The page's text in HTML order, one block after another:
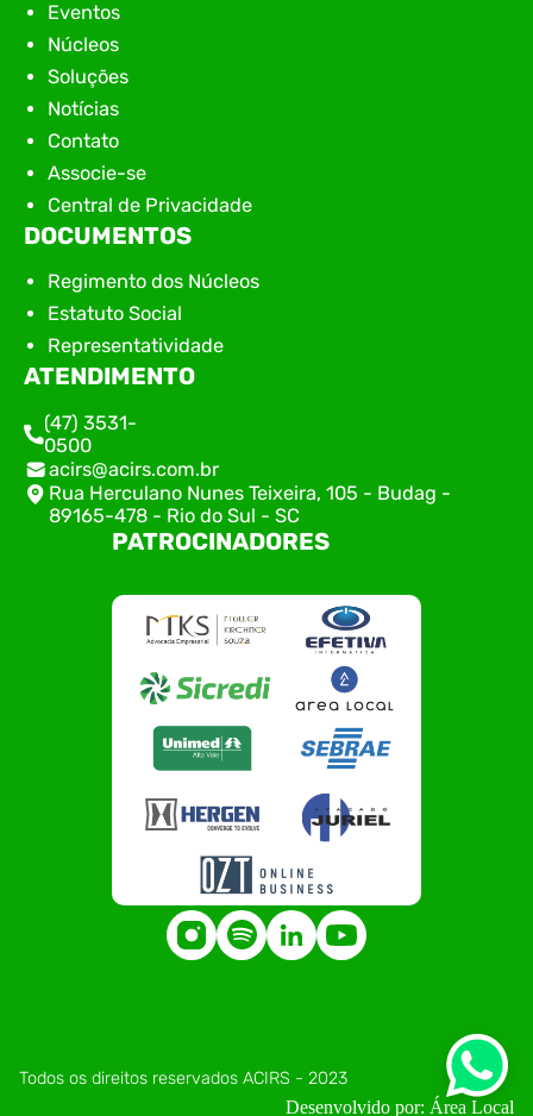
Eventos
Núcleos
Soluções
Notícias
Contato
Associe-se
Central de Privacidade
DOCUMENTOS
Regimento dos Núcleos
Estatuto Social
Representatividade
ATENDIMENTO
(47) 3531-
0500
acirs@acirs.com.br
Rua Herculano Nunes Teixeira, 105 - Budag -
89165-478 - Rio do Sul - SC
PATROCINADORES
Todos os direitos reservados ACIRS - 2023
Desenvolvido por: Área Local